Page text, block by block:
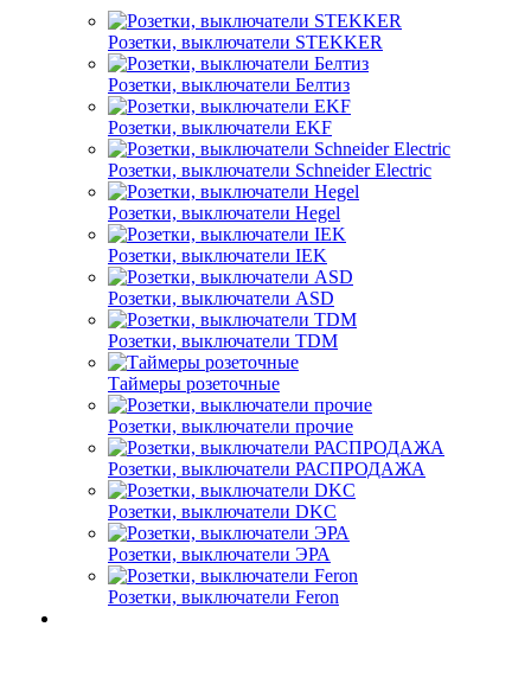
Розетки, выключатели STEKKER
Розетки, выключатели Белтиз
Розетки, выключатели EKF
Розетки, выключатели Schneider Electric
Розетки, выключатели Hegel
Розетки, выключатели IEK
Розетки, выключатели ASD
Розетки, выключатели TDM
Таймеры розеточные
Розетки, выключатели прочие
Розетки, выключатели РАСПРОДАЖА
Розетки, выключатели DKC
Розетки, выключатели ЭРА
Розетки, выключатели Feron